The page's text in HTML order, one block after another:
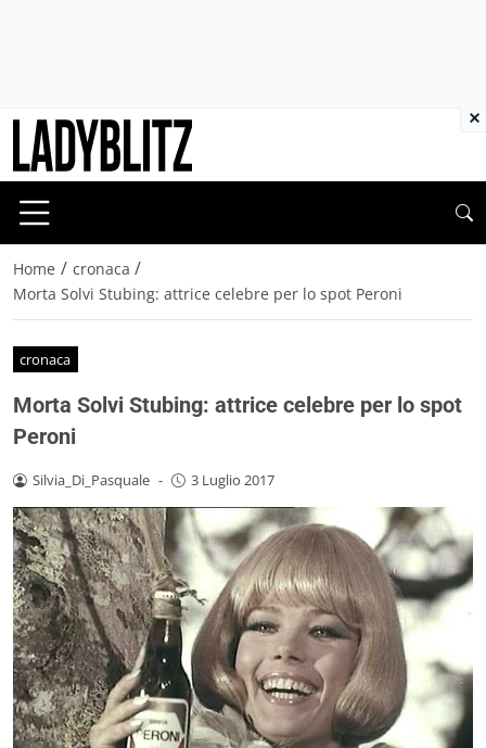
Home / cronaca /
Morta Solvi Stubing: attrice celebre per lo spot Peroni
cronaca
Morta Solvi Stubing: attrice celebre per lo spot
Peroni
Silvia_Di_Pasquale - 3 Luglio 2017
×